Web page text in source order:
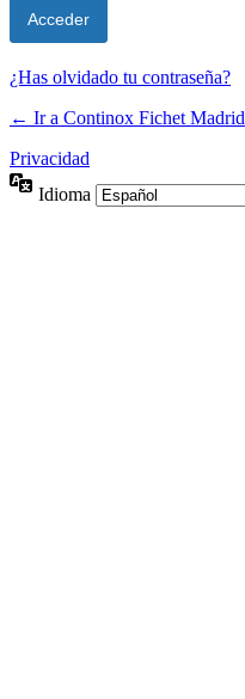
¿Has olvidado tu contraseña?
← Ir a Continox Fichet Madrid
Privacidad
Idioma